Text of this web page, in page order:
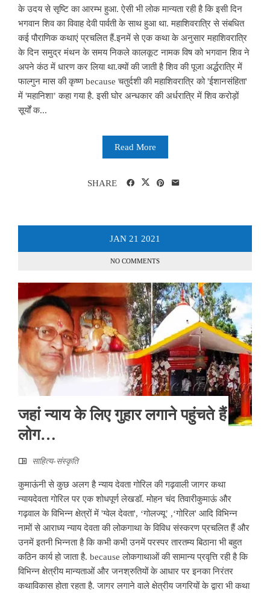
के उदय से सृष्टि का आरम्भ हुआ. ऐसी भी लोक मान्यता रही है कि इसी दिन
भगवान शिव का विवाह देवी पार्वती के साथ हुआ था. महाशिवरात्रि से संबधित
कई पौराणिक कथाएं प्रचलित हैं.इनमें से एक कथा के अनुसार महाशिवरात्रि
के दिन समुद्र मंथन के समय निकले कालकूट नामक विष को भगवान शिव ने
अपने कंठ में धारण कर लिया था.क्यों की जाती है शिव की पूजा अर्द्धरात्रि में
फाल्गुन मास की कृष्ण because चतुर्दशी की महाशिवरात्रि को 'ईशानसंहिता'
में 'महानिशा’ कहा गया है. इसी घोर अन्धकार की अर्धरात्रि में शिव करोड़ों
सूर्यों क...
Read More
SHARE
JAN 21 2021
NO COMMENTS
जहां न्‍याय के लिए गुहार लगाने पहुंचते हैं
लोग…
साहित्‍य-संस्कृति
कुमाऊंनी से कुछ अलग है न्याय देवता गोरिल की गढ़वाली जागर कथा
न्यायदेवता गोरिल पर एक शोधपूर्ण लेखडॉ. मोहन चंद तिवारीकुमाऊं और
गढ़वाल के विभिन्न क्षेत्रों में 'ग्वेल देवता', ‘गोलज्यू’ ,‘गोरिल' आदि विभिन्न
नामों से आराध्य न्याय देवता की लोकगाथा के विविध संस्करण प्रचलित हैं और
उनमें इतनी भिन्नता है कि कभी कभी उनमें परस्पर तारतम्य बिठाना भी बहुत
कठिन कार्य हो जाता है. because लोकगाथाओं की सामान्य प्रवृत्ति रही है कि
विभिन्न क्षेत्रीय मान्यताओं और जनश्रुतियों के आधार पर इनका निरंतर
कथाविकास होता रहता है. जागर लगाने वाले क्षेत्रीय जगरियों के द्वारा भी कथा